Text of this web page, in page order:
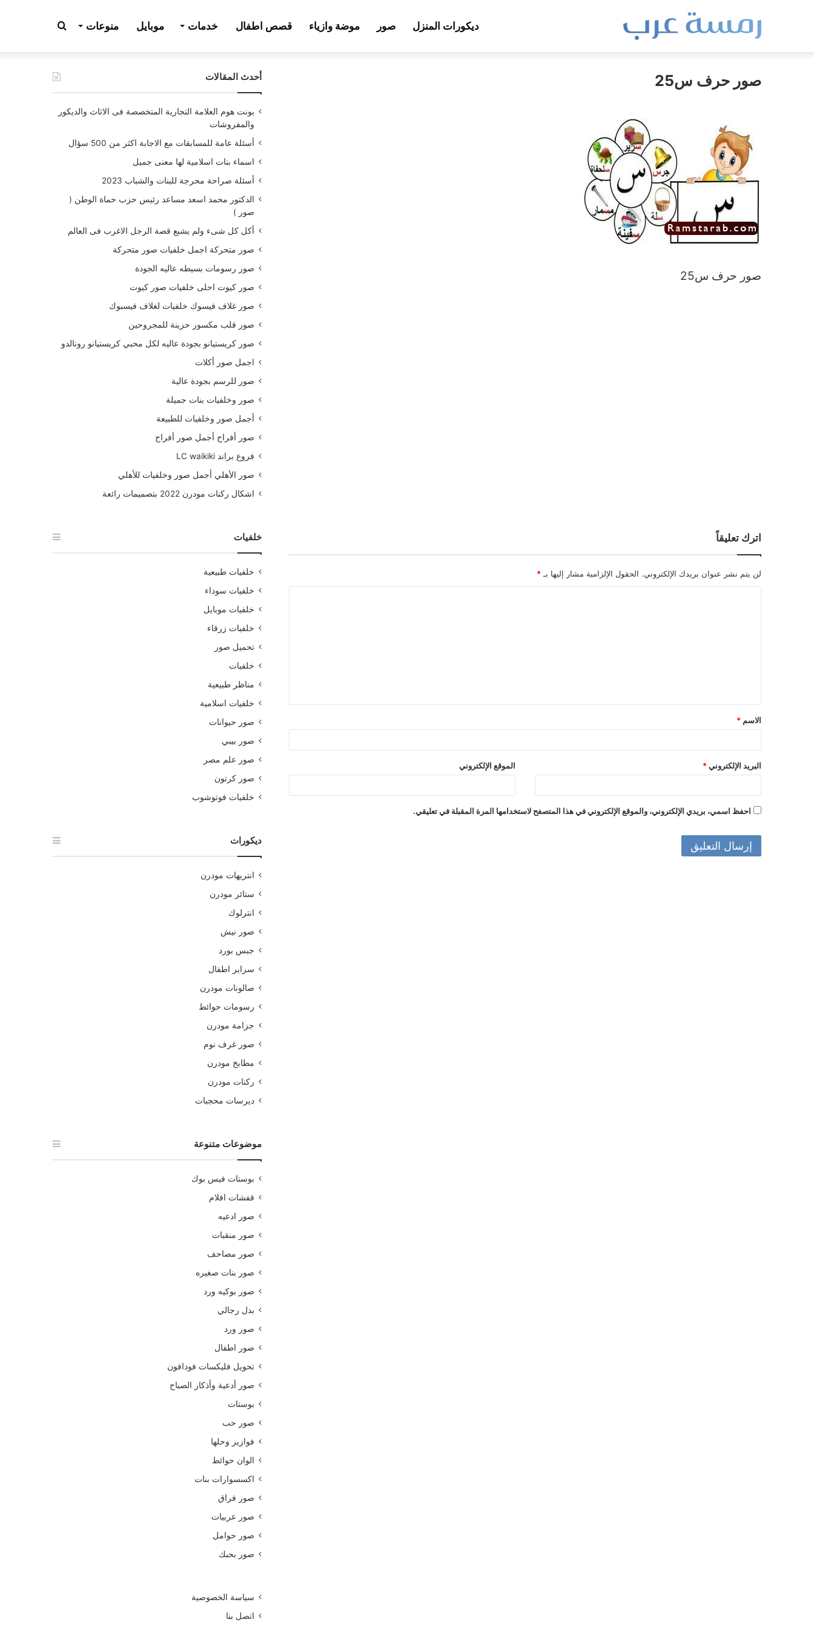
ديكورات المنزل صور موضة وازياء قصص اطفال خدمات موبايل منوعات بحث
عن صور حرف س25
صور حرف س25
اترك تعليقاً
لن يتم نشر عنوان بريدك الإلكتروني. الحقول الإلزامية مشار إليها بـ *
ق
*
الاسم *
البريد الإلكتروني * الموقع الإلكتروني
احفظ اسمي، بريدي الإلكتروني، والموقع الإلكتروني في هذا المتصفح لاستخدامها المرة المقبلة في تعليقي.
أحدث المقالات
بونت هوم العلامة التجارية المتخصصة فى الاثاث والديكور
والمفروشات
أسئلة عامة للمسابقات مع الاجابة اكثر من 500 سؤال
اسماء بنات اسلامية لها معنى جميل
أسئلة صراحة محرجة للبنات والشباب 2023
الدكتور محمد اسعد مساعد رئيس حزب حماة الوطن (
صور )
أكل كل شىء ولم يشبع قصة الرجل الاغرب فى العالم
صور متحركة اجمل خلفيات صور متحركة
صور رسومات بسيطه عاليه الجودة
صور كيوت احلى خلفيات صور كيوت
صور غلاف فيسوك خلفيات لغلاف فيسبوك
صور قلب مكسور حزينة للمجروحين
صور كريستيانو بجودة عاليه لكل محبي كريستيانو رونالدو
اجمل صور أكلات
صور للرسم بجودة عالية
صور وخلفيات بنات جميلة
أجمل صور وخلفيات للطبيعة
صور أفراح أجمل صور أفراح
فروع براند LC waikiki
صور الأهلي أجمل صور وخلفيات للأهلي
اشكال ركنات مودرن 2022 بتصميمات رائعة
خلفيات
خلفيات طبيعية
خلفيات سوداء
خلفيات موبايل
خلفيات زرقاء
تحميل صور
خلفيات
مناظر طبيعية
خلفيات اسلامية
صور حيوانات
صور بيبي
صور علم مصر
صور كرتون
خلفيات فوتوشوب
ديكورات
انتريهات مودرن
ستائر مودرن
انترلوك
صور نيش
جبس بورد
سراير اطفال
صالونات مودرن
رسومات حوائط
جزامة مودرن
صور غرف نوم
مطابخ مودرن
ركنات مودرن
ديرسات محجبات
موضوعات متنوعة
بوستات فيس بوك
قفشات افلام
صور ادعيه
صور منقبات
صور مصاحف
صور بنات صغيره
صور بوكيه ورد
بدل رجالي
صور ورد
صور اطفال
تحويل فليكسات فودافون
صور أدعية وأذكار الصباح
بوستات
صور حب
فوازير وحلها
الوان حوائط
اكسسوارات بنات
صور فراق
صور عربيات
صور حوامل
صور بحبك
سياسة الخصوصية
اتصل بنا